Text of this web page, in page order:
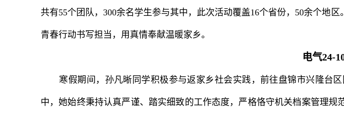
共有55个团队，300余名学生参与其中，此次活动覆盖16个省份，50余个地
青春行动书写担当，用真情奉献温暖家乡。
电气24-
寒假期间，孙凡晰同学积极参与返家乡社会实践，前往盘锦市兴隆台
中，她始终秉持认真严谨、踏实细致的工作态度，严格恪守机关档案管理